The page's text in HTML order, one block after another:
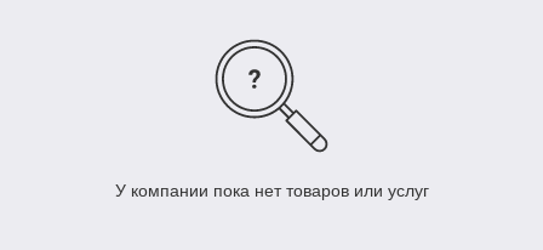
У компании пока нет товаров или услуг